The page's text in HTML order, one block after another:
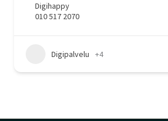
Digihappy
010 517 2070
Digipalvelu +4